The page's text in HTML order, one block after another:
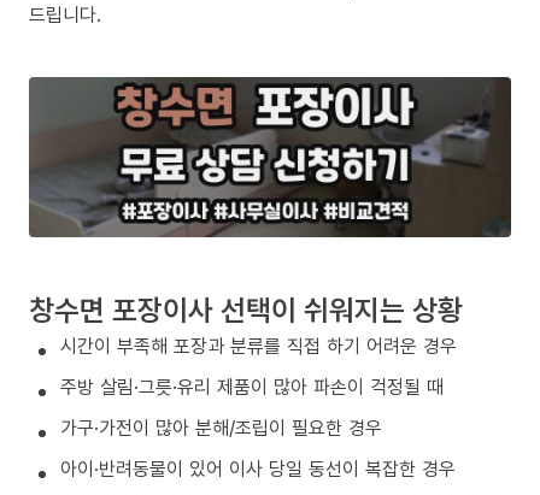
드립니다.
창수면 포장이사 선택이 쉬워지는 상황
시간이 부족해 포장과 분류를 직접 하기 어려운 경우
주방 살림·그릇·유리 제품이 많아 파손이 걱정될 때
가구·가전이 많아 분해/조립이 필요한 경우
아이·반려동물이 있어 이사 당일 동선이 복잡한 경우